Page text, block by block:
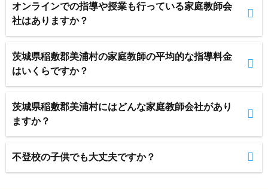
オンラインでの指導や授業も行っている家庭教師会
社はありますか？
茨城県稲敷郡美浦村の家庭教師の平均的な指導料金
はいくらですか？
茨城県稲敷郡美浦村にはどんな家庭教師会社があり
ますか？
不登校の子供でも大丈夫ですか？